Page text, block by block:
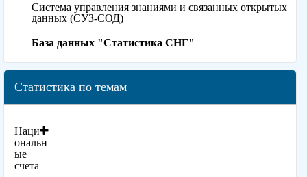
Система управления знаниями и связанных открытых
данных (СУЗ-СОД)
База данных "Статистика СНГ"
Статистика по темам
Наци
ональн
ые
счета